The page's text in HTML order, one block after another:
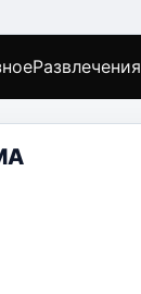
Развлечения